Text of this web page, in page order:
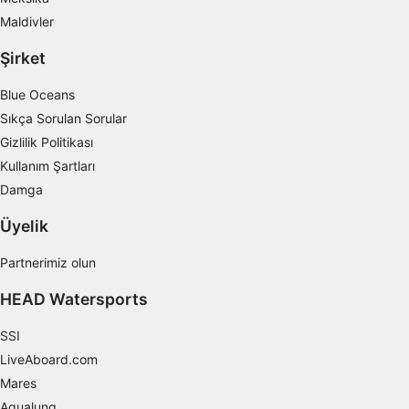
Maldivler
Şirket
Blue Oceans
Sıkça Sorulan Sorular
Gizlilik Politikası
Kullanım Şartları
Damga
Üyelik
Partnerimiz olun
HEAD Watersports
SSI
LiveAboard.com
Mares
Kesin coğrafi konum verilerini kullanmak
Aktif olarak talep edilen bilgilere dayanarak
cihazları belirlemek
IAB dışı işleme amaçları:
Gerekli